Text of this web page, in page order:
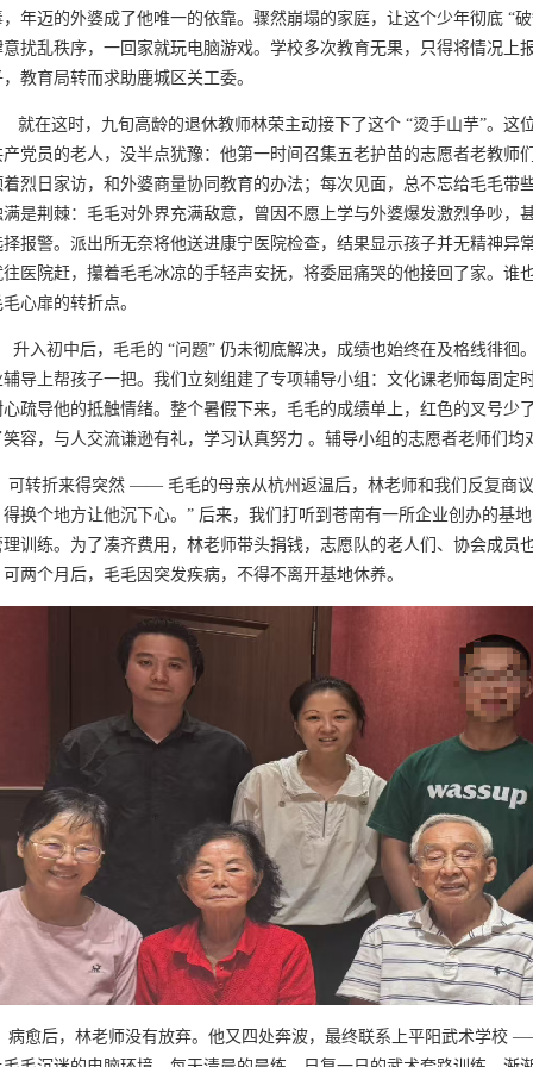
，年迈的外婆成了他唯一的依靠。骤然崩塌的家庭，让这个少年彻底
意扰乱秩序，一回家就玩电脑游戏。学校多次教育无果，只得将情况上
教育局转而求助鹿城区关工委。
这时，九旬高龄的退休教师林荣主动接下了这个 “烫手山芋”。这位
产党员的老人，没半点犹豫：他第一时间召集五老护苗的志愿者老教师
着烈日家访，和外婆商量协同教育的办法；每次见面，总不忘给毛毛带
满是荆棘：毛毛对外界充满敌意，曾因不愿上学与外婆爆发激烈争吵，
择报警。派出所无奈将他送进康宁医院检查，结果显示孩子并无精神异
往医院赶，攥着毛毛冰凉的手轻声安抚，将委屈痛哭的他接回了家。谁
心扉的转折点。
初中后，毛毛的 “问题” 仍未彻底解决，成绩也始终在及格线徘徊
辅导上帮孩子一把。我们立刻组建了专项辅导小组：文化课老师每周定
心疏导他的抵触情绪。整个暑假下来，毛毛的成绩单上，红色的叉号少
笑容，与人交流谦逊有礼，学习认真努力 。辅导小组的志愿者老师们均
折来得突然 —— 毛毛的母亲从杭州返温后，林老师和我们反复商议
得换个地方让他沉下心。” 后来，我们打听到苍南有一所企业创办的基
理训练。为了凑齐费用，林老师带头捐钱，志愿队的老人们、协会成员
两个月后，毛毛因突发疾病，不得不离开基地休养。
后，林老师没有放弃。他又四处奔波，最终联系上平阳武术学校